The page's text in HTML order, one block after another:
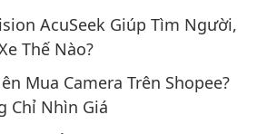
AcuSeek Giúp Tìm Người,
Thế Nào?
Mua Camera Trên Shopee?
Chỉ Nhìn Giá